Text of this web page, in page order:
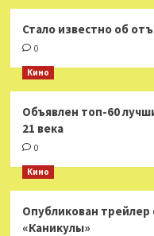
Стало известно об
0
Кино
Объявлен топ-60
21 века
0
Кино
Опубликован
«Каникулы»